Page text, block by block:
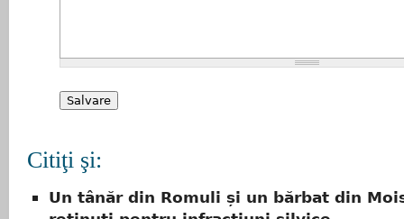
Citiţi şi:
Un tânăr din Romuli și un bărbat din